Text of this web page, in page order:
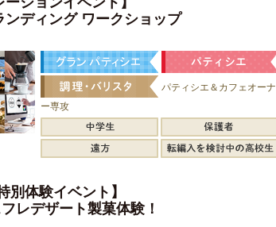
ンディング ワークショップ
パティシエ＆カフェオーナ
ー専攻
別体験イベント】
レデザート製菓体験！